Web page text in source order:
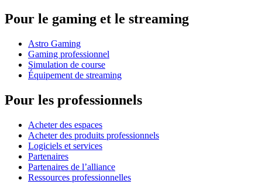
Pour le gaming et le streaming
Astro Gaming
Gaming professionnel
Simulation de course
Équipement de streaming
Pour les professionnels
Acheter des espaces
Acheter des produits professionnels
Logiciels et services
Partenaires
Partenaires de l’alliance
Ressources professionnelles